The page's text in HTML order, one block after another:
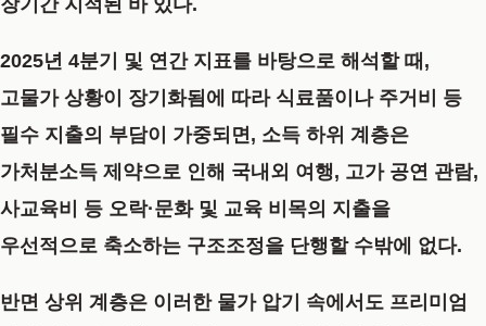
2025년 4분기 및 연간 지표를 바탕으로 해석할 때,
고물가 상황이 장기화됨에 따라 식료품이나 주거비 등
필수 지출의 부담이 가중되면, 소득 하위 계층은
가처분소득 제약으로 인해 국내외 여행, 고가 공연 관람,
사교육비 등 오락·문화 및 교육 비목의 지출을
우선적으로 축소하는 구조조정을 단행할 수밖에 없다.
반면 상위 계층은 이러한 물가 압기 속에서도 프리미엄